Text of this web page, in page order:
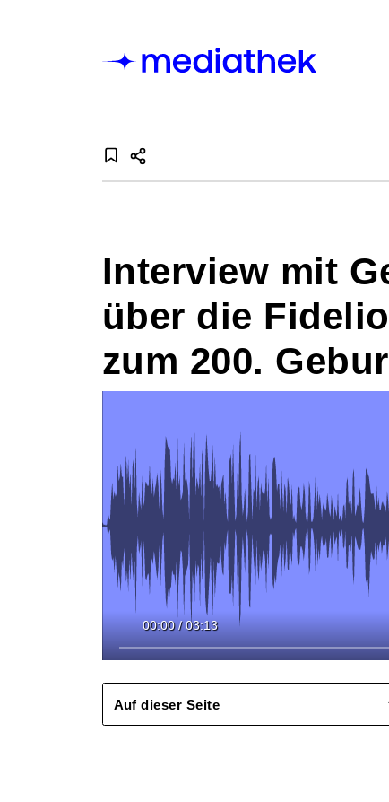
Interview mit
über die
zum 200.
00:00 / 03:13
Auf dieser Seite